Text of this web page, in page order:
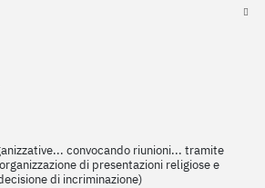
convocando riunioni... tramite
di presentazioni religiose e
di incriminazione)